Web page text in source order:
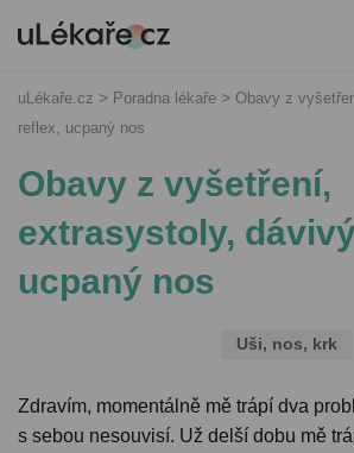
uLékaře.cz Poradna lékaře
Obavy z
reflex, ucpaný nos
Obavy z vyšetření,
extrasystoly,
ucpaný nos
Uši, nos, krk
Zdravím, momentálně mě trápí dva
s sebou nesouvisí. Už delší dobu mě